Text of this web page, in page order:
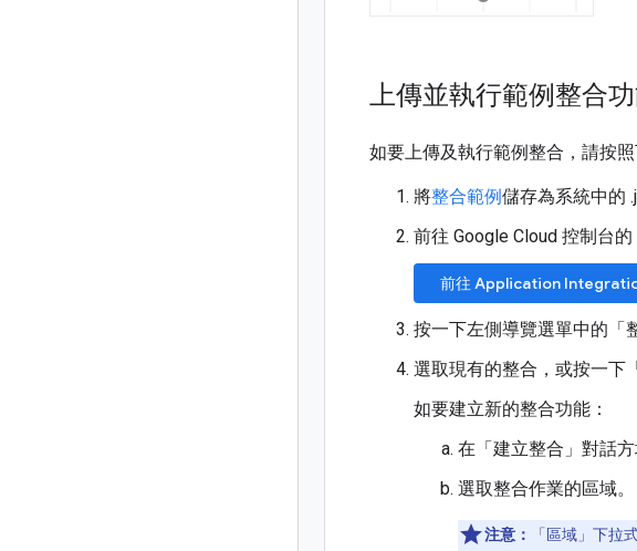
上傳並執行範例整合
如要上傳及執行範例整合，請按照
將整合範例儲存為系統中的
前往 Google Cloud 控制台
前往 Application
按一下左側導覽選單中的「
選取現有的整合，或按一下
如要建立新的整合功能：
在「建立整合」 對話方
選取整合作業的區域。
注意： 「區域」 下拉